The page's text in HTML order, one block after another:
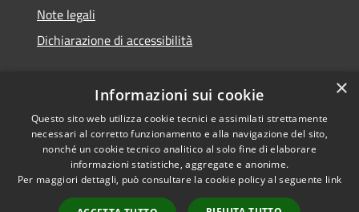
Note legali
Dichiarazione di accessibilità
RSS
Accessibilità
Copyright © 2026 • Comune di
×
Informazioni sui cookie
Questo sito web utilizza cookie tecnici e assimilati strettamente
necessari al corretto funzionamento e alla navigazione del sito,
nonché un cookie tecnico analitico al solo fine di elaborare
informazioni statistiche, aggregate e anonime.
Per maggiori dettagli, può consultare la cookie policy al seguente link